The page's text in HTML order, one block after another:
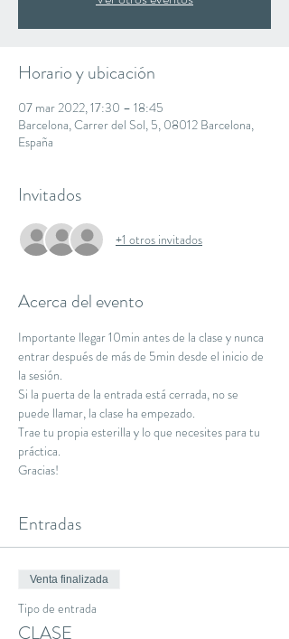
Horario y ubicación
07 mar 2022, 17:30 – 18:45
Barcelona, Carrer del Sol, 5, 08012 Barcelona,
España
Invitados
+1 otros invitados
Acerca del evento
Importante llegar 10min antes de la clase y nunca
entrar después de más de 5min desde el inicio de
la sesión.
Si la puerta de la entrada está cerrada, no se
puede llamar, la clase ha empezado.
Trae tu propia esterilla y lo que necesites para tu
práctica.
Gracias!
Entradas
Venta finalizada
Tipo de entrada
CLASE